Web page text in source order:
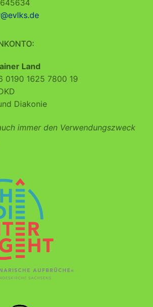
Land
0190 1625 7800 19
Diakonie
immer den Verwendungszweck